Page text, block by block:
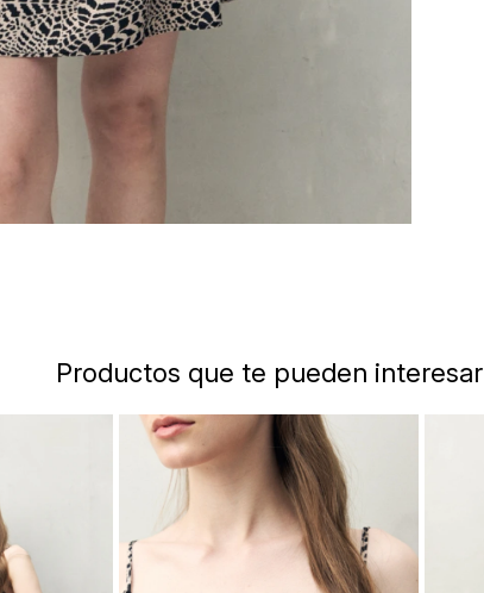
Productos que te pueden interesar